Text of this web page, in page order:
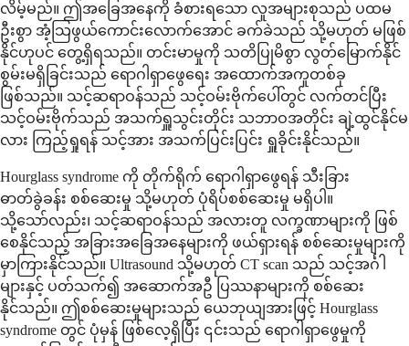
လိမ့်မည်။ ဤအခြေအနေကို ခံစားရသော လူအများစုသည် ပထမ
ဦးစွာ အံ့သြဖွယ်ကောင်းလောက်အောင် ခက်ခဲသည် သို့မဟုတ် မဖြစ်
နိုင်ဟုပင် တွေ့ရှိရသည်။ တင်းမာမှုကို သတိပြုမိစွာ လွတ်မြောက်နိုင်
စွမ်းမရှိခြင်းသည် ရောဂါရှာဖွေရေး အထောက်အကူတစ်ခု
ဖြစ်သည်။ သင့်ဆရာဝန်သည် သင့်ဝမ်းဗိုက်ပေါ်တွင် လက်တင်ပြီး
သင့်ဝမ်းဗိုက်သည် အသက်ရှူသွင်းတိုင်း သဘာဝအတိုင်း ချဲ့ထွင်နိုင်မ
လား ကြည့်ရှုရန် သင့်အား အသက်ပြင်းပြင်း ရှူခိုင်းနိုင်သည်။
Hourglass syndrome ကို တိုက်ရိုက် ရောဂါရှာဖွေရန် သီးခြား
ဓာတ်ခွဲခန်း စစ်ဆေးမှု သို့မဟုတ် ပုံရိပ်စစ်ဆေးမှု မရှိပါ။
သို့သော်လည်း၊ သင့်ဆရာဝန်သည် အလားတူ လက္ခဏာများကို ဖြစ်
စေနိုင်သည့် အခြားအခြေအနေများကို ဖယ်ရှားရန် စစ်ဆေးမှုများကို
မှာကြားနိုင်သည်။ Ultrasound သို့မဟုတ် CT scan သည် သင့်အင်္ဂါ
များနှင့် ပတ်သက်၍ အဆောက်အဦ ပြဿနာများကို စစ်ဆေး
နိုင်သည်။ ဤစစ်ဆေးမှုများသည် ယေဘုယျအားဖြင့် Hourglass
syndrome တွင် ပုံမှန် ဖြစ်လေ့ရှိပြီး ၎င်းသည် ရောဂါရှာဖွေမှုကို